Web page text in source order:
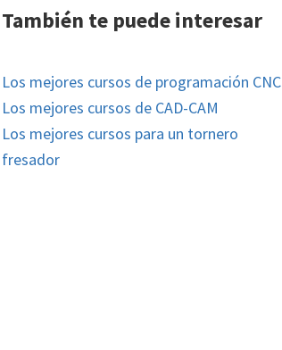
También te puede interesar
Los mejores cursos de programación CNC
Los mejores cursos de CAD-CAM
Los mejores cursos para un tornero
fresador